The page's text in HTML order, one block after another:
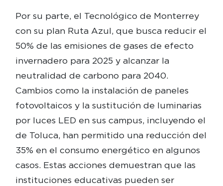
Por su parte, el Tecnológico de Monterrey
con su plan Ruta Azul, que busca reducir el
50% de las emisiones de gases de efecto
invernadero para 2025 y alcanzar la
neutralidad de carbono para 2040.
Cambios como la instalación de paneles
fotovoltaicos y la sustitución de luminarias
por luces LED en sus campus, incluyendo el
de Toluca, han permitido una reducción del
35% en el consumo energético en algunos
casos. Estas acciones demuestran que las
instituciones educativas pueden ser